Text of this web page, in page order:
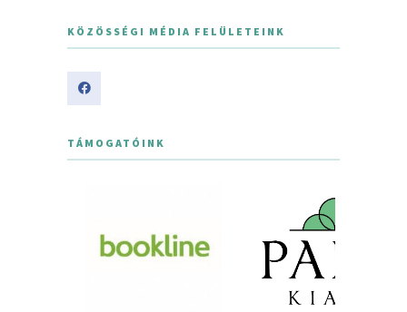
KÖZÖSSÉGI MÉDIA FELÜLETEINK
TÁMOGATÓINK